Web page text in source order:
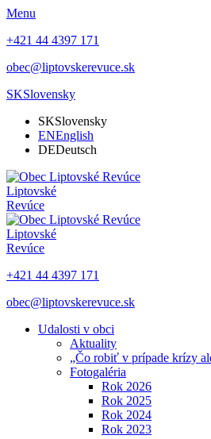
Menu
+421 44 4397 171
obec@liptovskerevuce.sk
SKSlovensky
SKSlovensky
ENEnglish
DEDeutsch
Liptovské
Revúce
Liptovské
Revúce
+421 44 4397 171
obec@liptovskerevuce.sk
Udalosti v obci
Aktuality
„Čo robiť v prípade krízy
Fotogaléria
Rok 2026
Rok 2025
Rok 2024
Rok 2023